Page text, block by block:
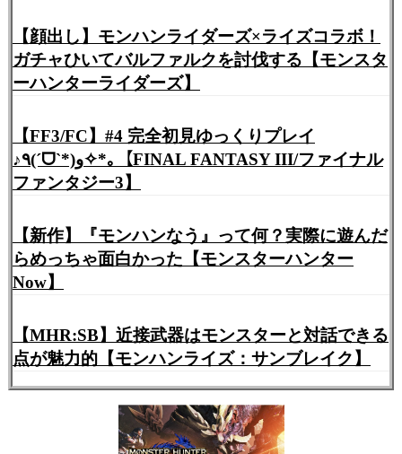
【顔出し】モンハンライダーズ×ライズコラボ！
ガチャひいてバルファルクを討伐する【モンスタ
ーハンターライダーズ】
【FF3/FC】#4 完全初見ゆっくりプレイ
♪٩(ˊᗜˋ*)و✧*｡【FINAL FANTASY III/ファイナル
ファンタジー3】
【新作】『モンハンなう』って何？実際に遊んだ
らめっちゃ面白かった【モンスターハンター
Now】
【MHR:SB】近接武器はモンスターと対話できる
点が魅力的【モンハンライズ：サンブレイク】